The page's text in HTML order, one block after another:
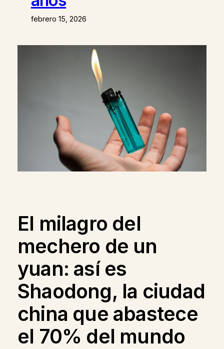
febrero 15, 2026
El milagro del
mechero de un
yuan: así es
Shaodong, la ciudad
china que abastece
el 70% del mundo